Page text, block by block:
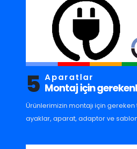
5 Aparatlar
Montaj için
Ürünlerimizin montajı için gereken
ayaklar, aparat, adaptor ve